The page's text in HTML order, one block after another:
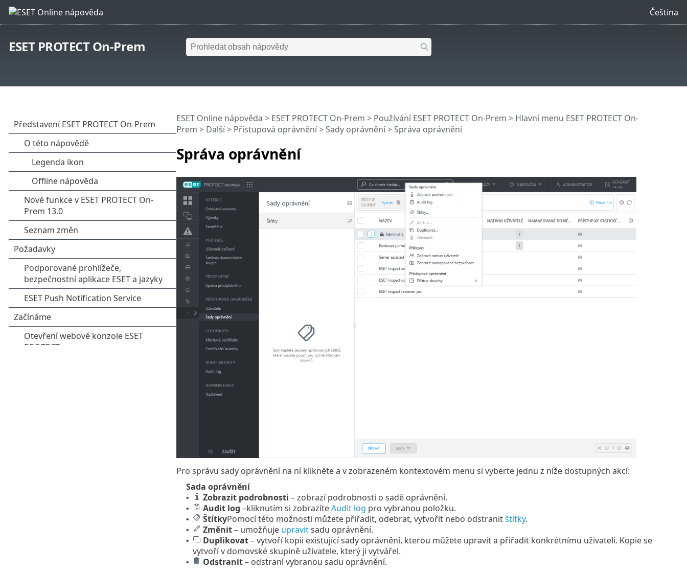
Čeština
ESET PROTECT On-Prem
Správa oprávnění
ESET Online nápověda > ESET PROTECT On-Prem > Používání ESET PROTECT On-Prem > Hlavní menu ESET PROTECT On-
Prem > Další > Přístupová oprávnění>Sady oprávnění> Správa oprávnění
Pro správu sady oprávnění na ní klikněte a v zobrazeném kontextovém menu si vyberte jednu z níže dostupných akcí:
Sada oprávnění
• Zobrazit podrobnosti – zobrazí podrobnosti o sadě oprávnění.
• Audit log –kliknutím si zobrazíteAudit log pro vybranou položku.
• ŠtítkyPomocí této možnosti můžete přiřadit, odebrat, vytvořit nebo odstranitštítky.
• Změnit– umožňuje upravitsadu oprávnění.
• Duplikovat– vytvoří kopii existující sady oprávnění, kterou můžete upravit a přiřadit konkrétnímu uživateli. Kopie se
vytvoří v domovské skupině uživatele, který ji vytvářel.
• Odstranit– odstraní vybranou sadu oprávnění.